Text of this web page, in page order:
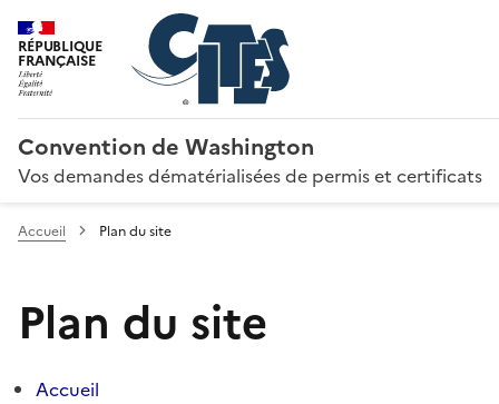
RÉPUBLIQUE
FRANÇAISE
Convention de Washington
Vos demandes dématérialisées de permis et certificats
Accueil Plan du site
Plan du site
Accueil